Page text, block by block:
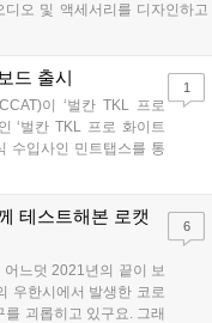
오 및 액세서리를 디자인하고
의 게이밍 기어 브랜드로, 국내
드 출시
이 ‘벌칸 TKL 프로
‘벌칸 TKL 프로 화이트
수입사인 민트탭스를 통
PRO) 제품군은 ‘타이
1
테스트해본 로캣
느덧 2021년의 끝이 보
우한시에서 발생한 코로
괴롭히고 있구요. 그래
6